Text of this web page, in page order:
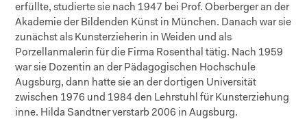
erfüllte, studierte sie nach 1947 bei Prof. Oberberger an der
Akademie der Bildenden Künst in München. Danach war sie
zunächst als Kunsterzieherin in Weiden und als
Porzellanmalerin für die Firma Rosenthal tätig. Nach 1959
war sie Dozentin an der Pädagogischen Hochschule
Augsburg, dann hatte sie an der dortigen Universität
zwischen 1976 und 1984 den Lehrstuhl für Kunsterziehung
inne. Hilda Sandtner verstarb 2006 in Augsburg.